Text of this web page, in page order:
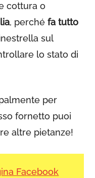
cottura o
, perchéfa tutto
sul
lo stato di
per
fornetto puoi
altre pietanze!
Facebook